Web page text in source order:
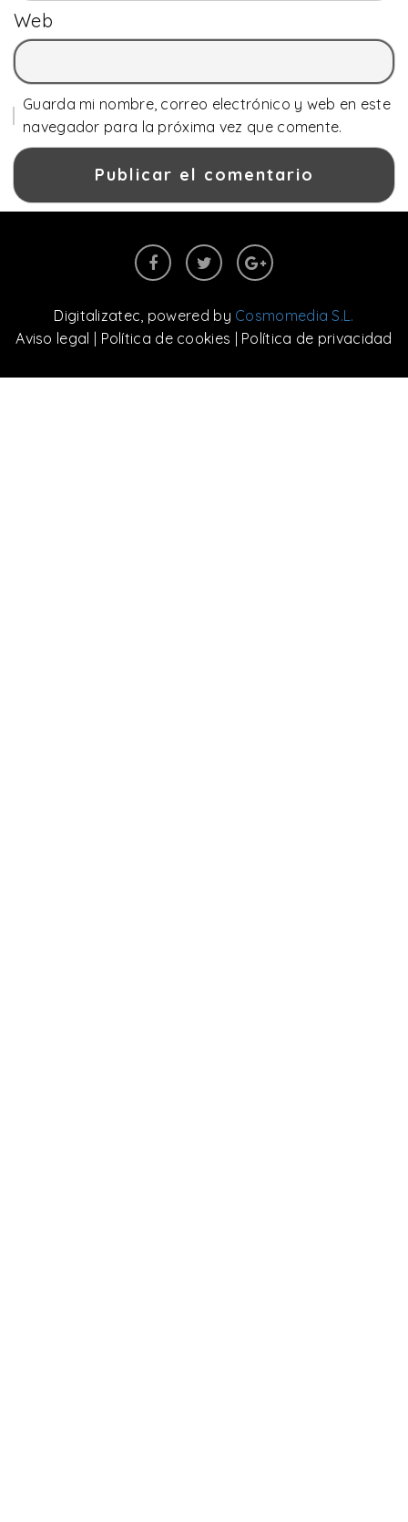
Web
Guarda mi nombre, correo electrónico y web en este
navegador para la próxima vez que comente.
Digitalizatec , powered by Cosmomedia S.L.
Aviso legal | Política de cookies | Política de privacidad